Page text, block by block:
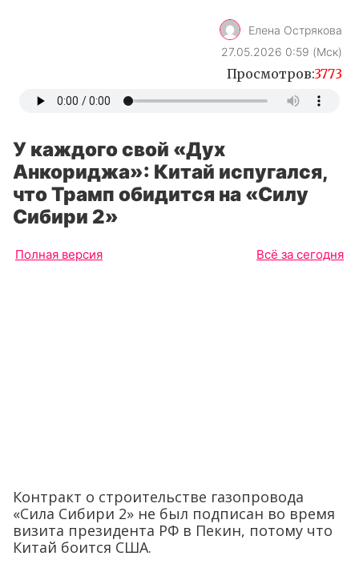
Елена Острякова
27.05.2026 0:59 (Мск)
Просмотров:3773
У каждого свой «Дух
Анкориджа»: Китай испугался,
что Трамп обидится на «Силу
Сибири 2»
Полная версия Всё за сегодня
Контракт о строительстве газопровода
«Сила Сибири 2» не был подписан во время
визита президента РФ в Пекин, потому что
Китай боится США.